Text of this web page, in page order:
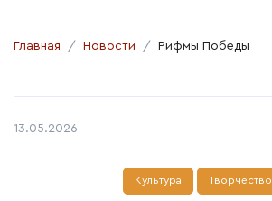
Главная Новости Рифмы Победы
Автор:
Дата публикации:
13.05.2026
Культура Творчество